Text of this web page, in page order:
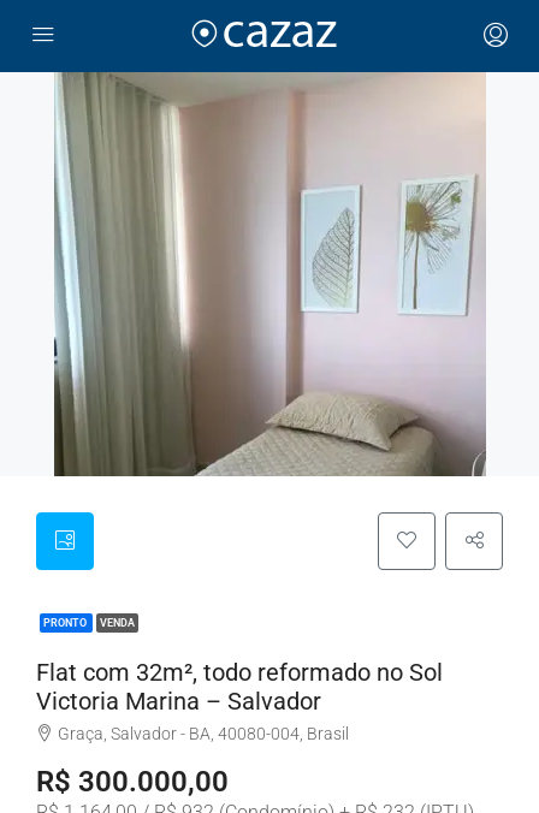
PRONTO VENDA
Flat com 32m², todo reformado no Sol
Victoria Marina – Salvador
Graça, Salvador - BA, 40080-004, Brasil
R$ 300.000,00